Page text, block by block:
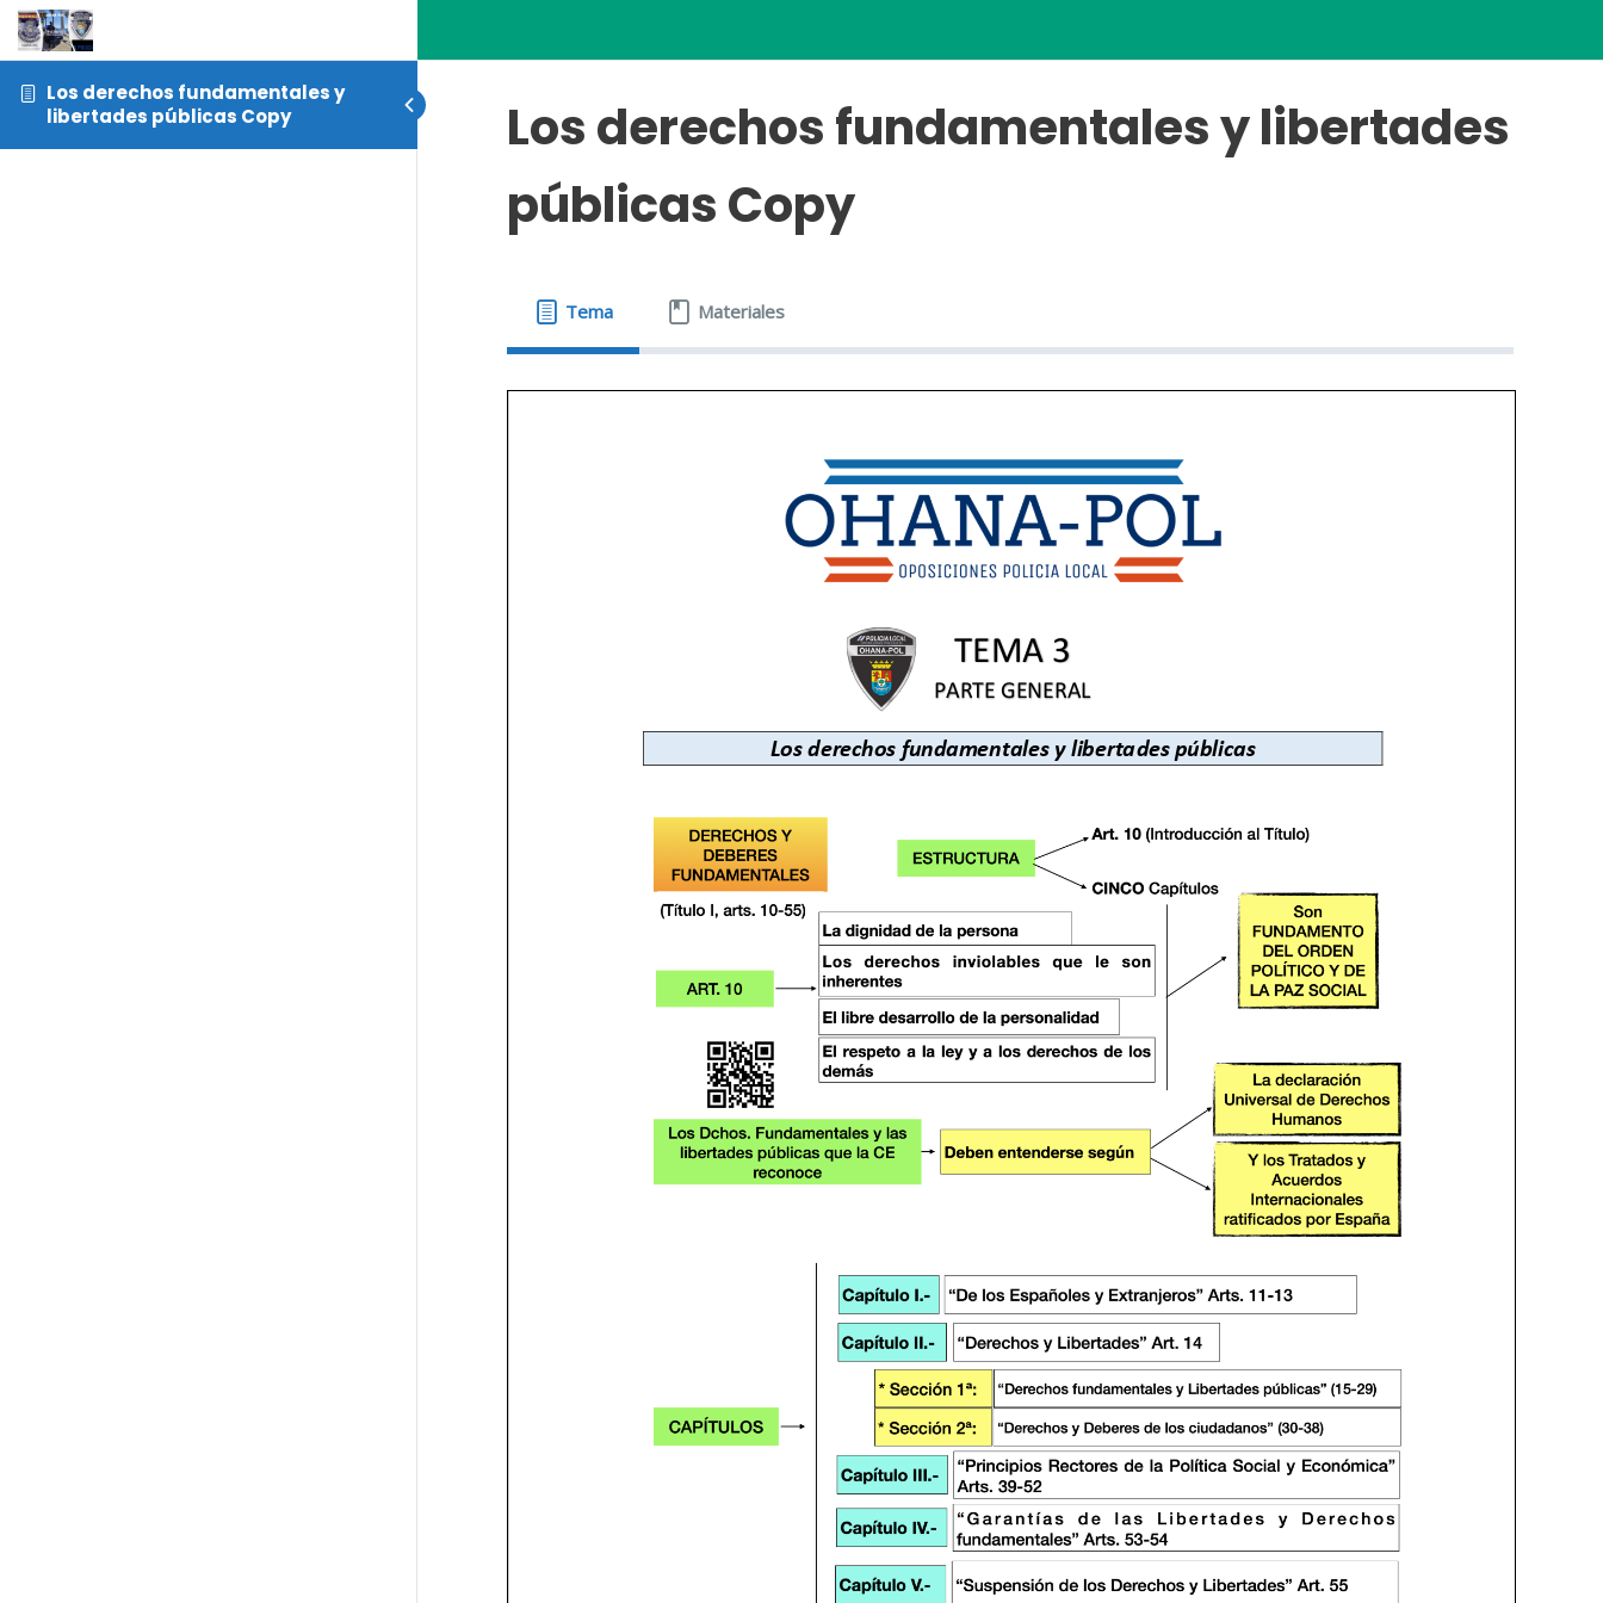
Los derechos fundamentales y
libertades públicas Copy
Los derechos fundamentales y libertades
públicas Copy
Tema Materiales